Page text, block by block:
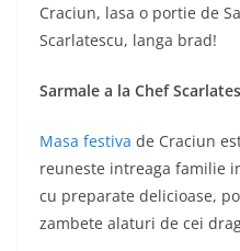
Craciun, lasa o portie de
Scarlatescu, langa brad!
Sarmale a la Chef
Masa festiva de Craciun
reuneste intreaga familie
cu preparate delicioase,
zambete alaturi de cei